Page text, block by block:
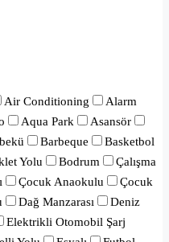
Air Conditioning
Alarm
Aqua Park
Asansör
Barbeque
Basketbol
Yolu Bodrum
Çalışma
Çocuk Anaokulu
Çocuk
Dağ Manzarası
Deniz
Elektrikli Otomobil Şarj